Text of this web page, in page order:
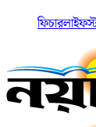
ফিচার